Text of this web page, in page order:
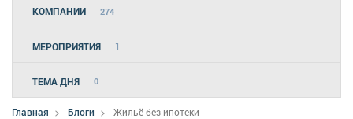
КОМПАНИИ 274
МЕРОПРИЯТИЯ 1
ТЕМА ДНЯ 0
Главная Блоги Жильё без ипотеки